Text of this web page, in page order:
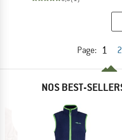
Page: 1 2
NOS BEST-